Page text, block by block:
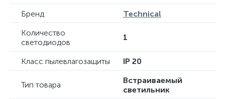
Бренд
Technical
Количество
светодиодов
1
Класс пылевлагозащиты IP 20
Тип товара
Встраиваемый
светильник